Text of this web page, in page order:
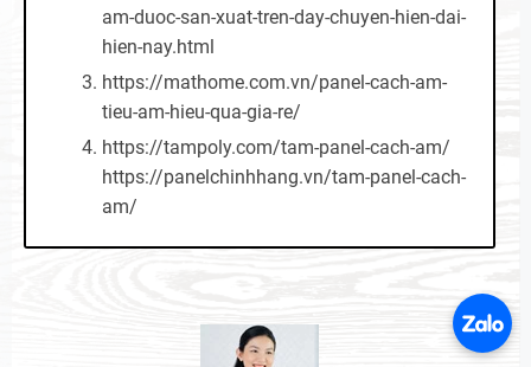
am-duoc-san-xuat-tren-day-chuyen-hien-dai-
hien-nay.html
https://mathome.com.vn/panel-cach-am-
tieu-am-hieu-qua-gia-re/
https://tampoly.com/tam-panel-cach-am/
https://panelchinhhang.vn/tam-panel-cach-
am/